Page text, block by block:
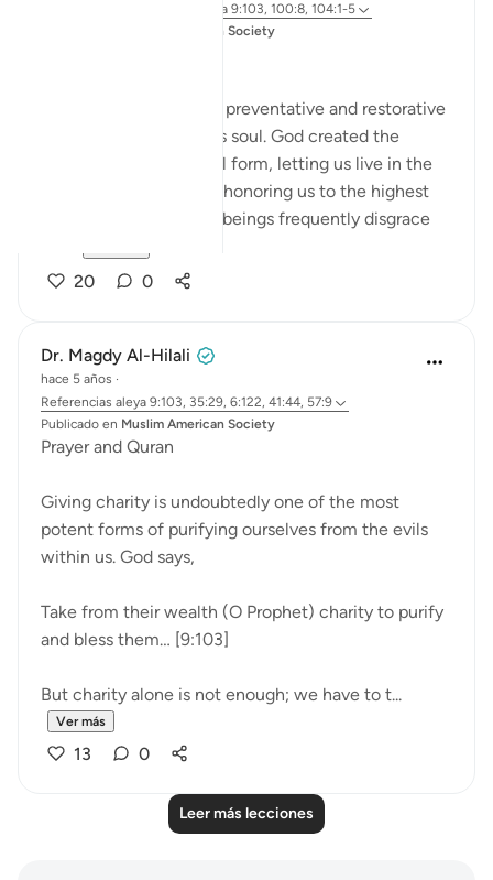
aleya 9:103, 100:8, 104:1-5
Muslim American Society
Giving Zakah has many preventative and restorative
effects for the Muslim’s soul. God created the
human being in an ideal form, letting us live in the
finest of dwellings and honoring us to the highest
degree. But we human beings frequently disgrace
20 0
Dr. Magdy Al-Hilali
hace 5 años ·
Referencias aleya 9:103, 35:29, 6:122, 41:44, 57:9
Publicado en Muslim American Society
Prayer and Quran
Giving charity is undoubtedly one of the most
potent forms of purifying ourselves from the evils
within us. God says,
Take from their wealth (O Prophet) charity to purify
and bless them… [9:103]
But charity alone is not enough; we have to t...
Ver más
13 0
Leer más lecciones